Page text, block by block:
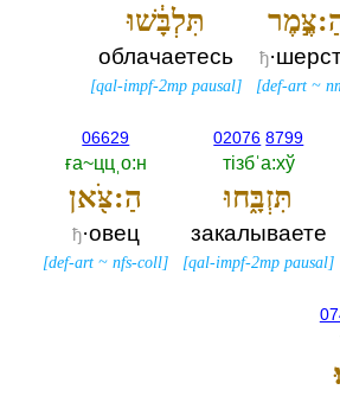
ђ
[def-art ~
תִּלְבָּ֔שׁוּ
облачаетесь
[qal-impf-2mp pausal]
02076 8799
тiзбˈа:хў
תִּזְבָּ֑חוּ
закалываете
[qal-impf-2mp pausal]
06629
ға~ццˌо:н
הַ:צֹּ֖אן
ђ·овец
[def-art ~nfs-coll]